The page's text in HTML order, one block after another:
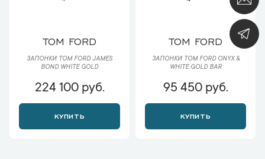
TOM FORD
ЗАПОНКИ TOM FORD JAMES
BOND WHITE GOLD
224 100 руб.
КУПИТЬ
TOM FORD
ЗАПОНКИ TOM FORD ONYX &
WHITE GOLD BAR
95 450 руб.
КУПИТЬ